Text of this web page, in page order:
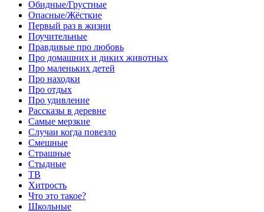
Обидные/Грустные
Опасные/Жёсткие
Первый раз в жизни
Поучительные
Правдивые про любовь
Про домашних и диких животных
Про маленьких детей
Про находки
Про отдых
Про удивление
Рассказы в деревне
Самые мерзкие
Случаи когда повезло
Смешные
Страшные
Стыдные
ТВ
Хитрость
Что это такое?
Школьные